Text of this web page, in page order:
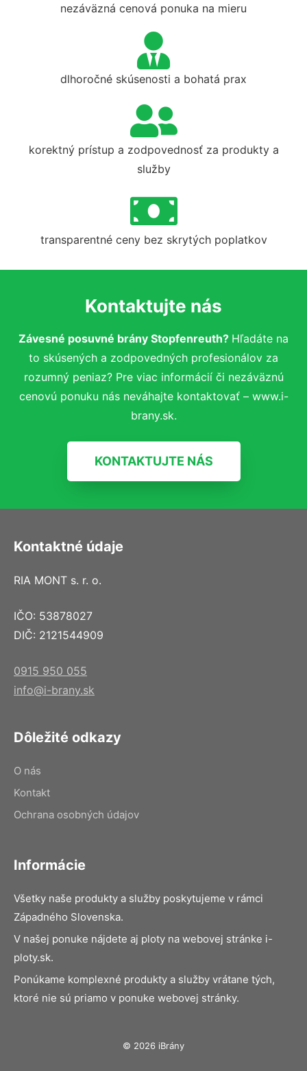
nezáväzná cenová ponuka na mieru
dlhoročné skúsenosti a bohatá prax
korektný prístup a zodpovednosť za produkty a
služby
transparentné ceny bez skrytých poplatkov
Kontaktujte nás
Závesné posuvné brány Stopfenreuth? Hľadáte na
to skúsených a zodpovedných profesionálov za
rozumný peniaz? Pre viac informácií či nezáväznú
cenovú ponuku nás neváhajte kontaktovať – www.i-
brany.sk.
KONTAKTUJTE NÁS
Kontaktné údaje
RIA MONT s. r. o.
IČO: 53878027
DIČ: 2121544909
0915 950 055
info@i-brany.sk
Dôležité odkazy
O nás
Kontakt
Ochrana osobných údajov
Informácie
Všetky naše produkty a služby poskytujeme v rámci
Západného Slovenska.
V našej ponuke nájdete aj ploty na webovej stránke i-
ploty.sk.
Ponúkame komplexné produkty a služby vrátane tých,
ktoré nie sú priamo v ponuke webovej stránky.
© 2026 iBrány